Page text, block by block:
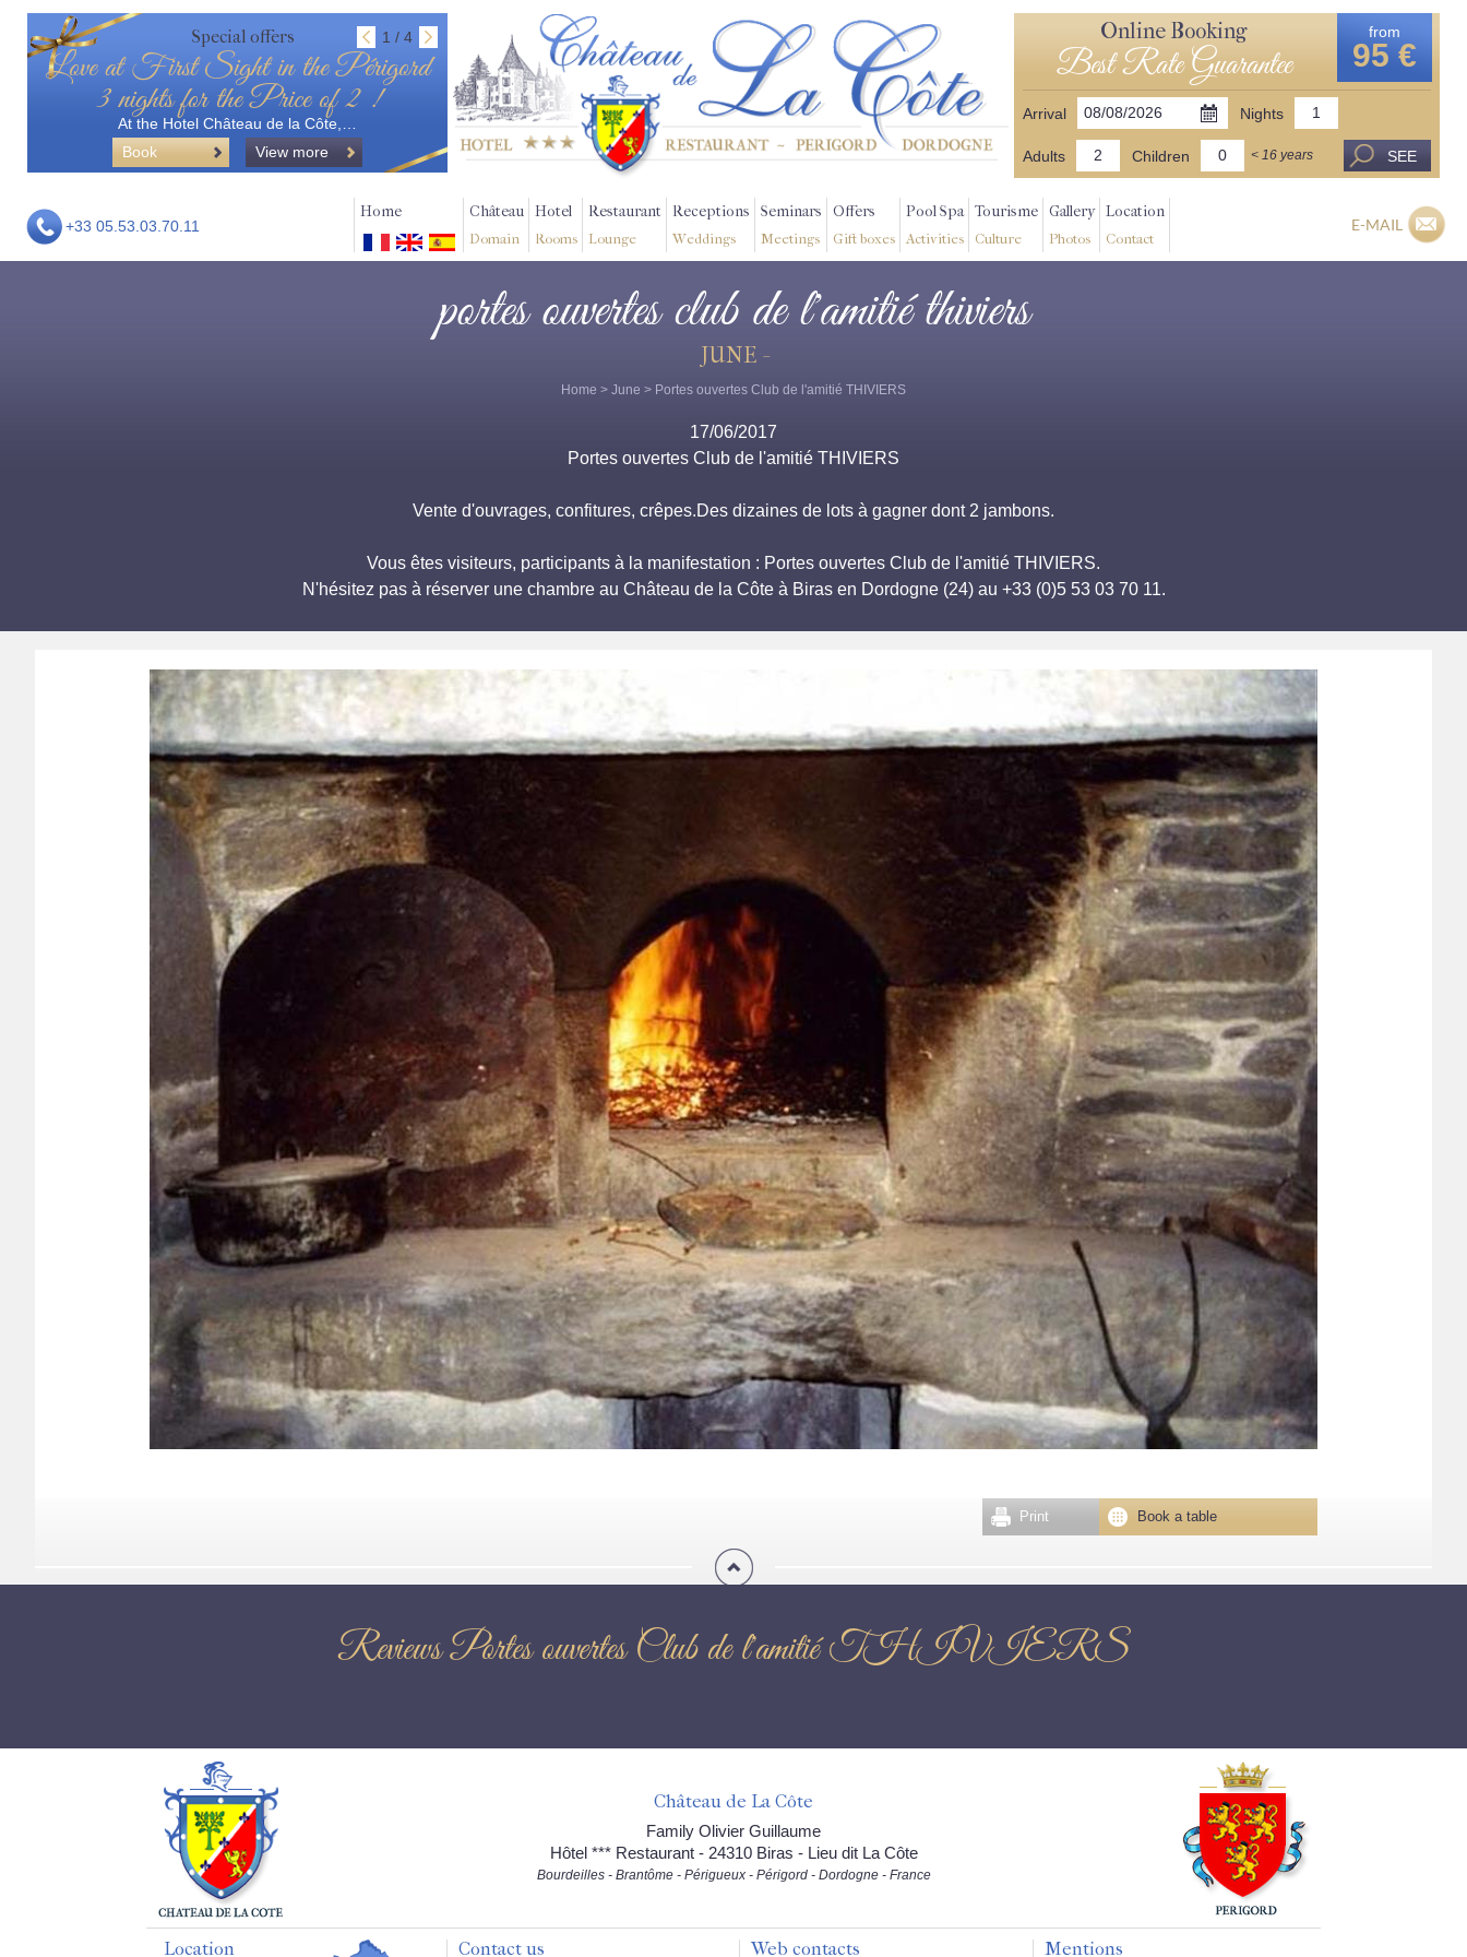
Special offers 1 / 4
Love at First Sight in the Périgord
3 nights for the Price of 2 !
At the Hotel Château de la Côte,…
Book
View more
Online Booking
Best Rate Guarantee
from
95 €
Arrival Nights
Adults Children < 16 years SEE
+33 05.53.03.70.11
Home Château
Domain
Hotel
Rooms
Restaurant
Lounge
Receptions
Weddings
Seminars
Meetings
Offers
Gift boxes
Pool Spa
Activities
Tourisme
Culture
Gallery
Photos
Location
Contact
E-MAIL
portes ouvertes club de l'amitié thiviers
JUNE -
Home > June > Portes ouvertes Club de l'amitié THIVIERS
17/06/2017
Portes ouvertes Club de l'amitié THIVIERS
Vente d'ouvrages, confitures, crêpes.Des dizaines de lots à gagner dont 2 jambons.
Vous êtes visiteurs, participants à la manifestation : Portes ouvertes Club de l'amitié THIVIERS.
N'hésitez pas à réserver une chambre au Château de la Côte à Biras en Dordogne (24) au +33 (0)5 53 03 70 11.
Book a table
Print
Reviews Portes ouvertes Club de l'amitié THIVIERS
Château de La Côte
Family Olivier Guillaume
Hôtel *** Restaurant - 24310 Biras - Lieu dit La Côte
Bourdeilles - Brantôme - Périgueux - Périgord - Dordogne - France
Location Contact us Web contacts Mentions